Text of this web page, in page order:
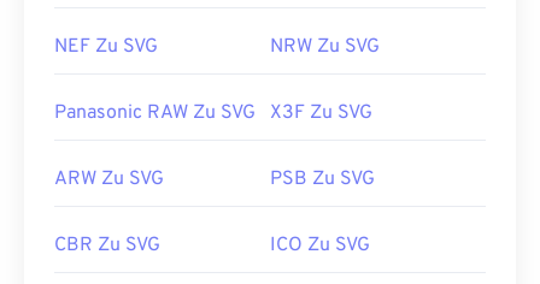
NEF Zu SVG NRW Zu SVG
Panasonic RAW Zu SVG X3F Zu SVG
ARW Zu SVG PSB Zu SVG
CBR Zu SVG ICO Zu SVG